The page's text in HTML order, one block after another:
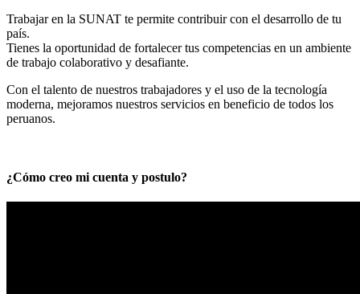
Trabajar en la SUNAT te permite contribuir con el desarrollo de tu
país.
Tienes la oportunidad de fortalecer tus competencias en un ambiente
de trabajo colaborativo y desafiante.
Con el talento de nuestros trabajadores y el uso de la tecnología
moderna, mejoramos nuestros servicios en beneficio de todos los
peruanos.
¿Cómo creo mi cuenta y postulo?